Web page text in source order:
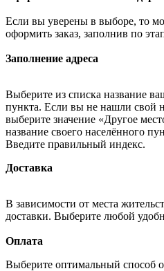
Если вы уверены в выборе, то
оформить заказ, заполнив по
Заполнение адреса
Выберите из списка название
пункта. Если вы не нашли свой
выберите значение «Другое
название своего населённого
Введите правильный индекс.
Доставка
В зависимости от места
доставки. Выберите любой
Оплата
Выберите оптимальный способ